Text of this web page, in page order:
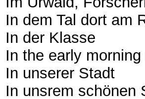
In dem Tal dort am
In der Klasse
In the early morning
In unserer Stadt
In unsrem schönen